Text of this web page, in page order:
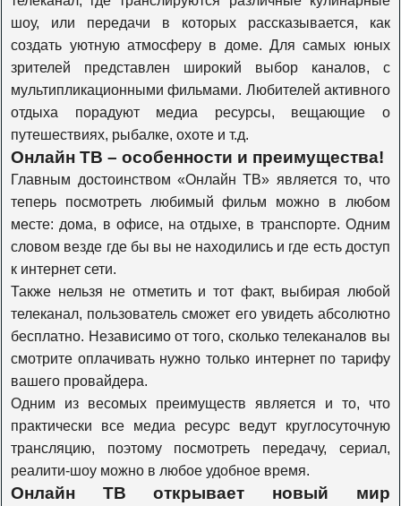
Travel+adventure
Travel Channel
History
Наука 2.0
Т24
Оружие
Живая планета
шоу, или передачи в которых рассказывается, как
создать уютную атмосферу в доме. Для самых юных
зрителей представлен широкий выбор каналов, с
мультипликационными фильмами. Любителей активного
отдыха порадуют медиа ресурсы, вещающие о
путешествиях, рыбалке, охоте и т.д.
Онлайн ТВ – особенности и преимущества!
Главным достоинством «Онлайн ТВ» является то, что
теперь посмотреть любимый фильм можно в любом
месте: дома, в офисе, на отдыхе, в транспорте. Одним
словом везде где бы вы не находились и где есть доступ
к интернет сети.
Также нельзя не отметить и тот факт, выбирая любой
телеканал, пользователь сможет его увидеть абсолютно
бесплатно. Независимо от того, сколько телеканалов вы
смотрите оплачивать нужно только интернет по тарифу
вашего провайдера.
Одним из весомых преимуществ является и то, что
практически все медиа ресурс ведут круглосуточную
трансляцию, поэтому посмотреть передачу, сериал,
реалити-шоу можно в любое удобное время.
Онлайн ТВ открывает новый мир